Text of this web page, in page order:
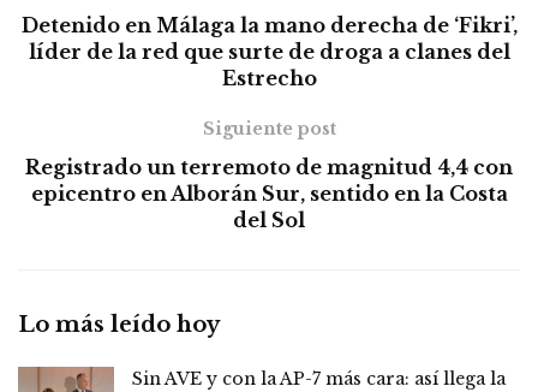
Detenido en Málaga la mano derecha de ‘Fikri’,
líder de la red que surte de droga a clanes del
Estrecho
Siguiente post
Registrado un terremoto de magnitud 4,4 con
epicentro en Alborán Sur, sentido en la Costa
del Sol
Lo más leído hoy
Sin AVE y con la AP-7 más cara: así llega la